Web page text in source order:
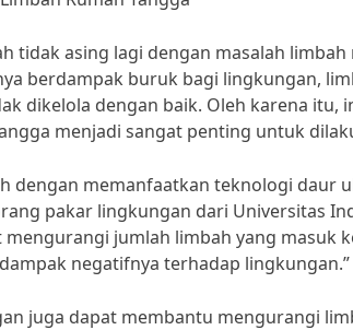
tidak asing lagi dengan masalah
berdampak buruk bagi lingkungan,
dikelola dengan baik. Oleh karena itu,
menjadi sangat penting untuk
dengan memanfaatkan teknologi daur
pakar lingkungan dari Universitas
jumlah limbah yang masuk
negatifnya terhadap lingkungan.”
juga dapat membantu mengurangi